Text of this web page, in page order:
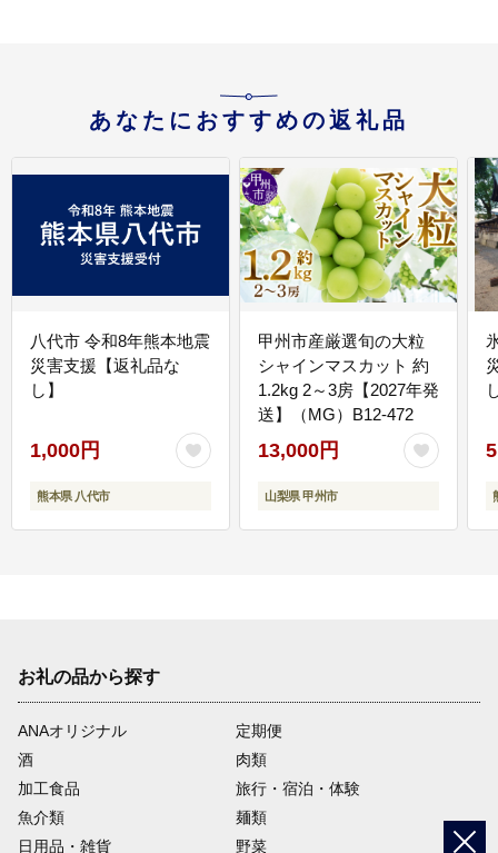
あなたにおすすめの返礼品
八代市 令和8年熊本地震
災害支援【返礼品な
し】
1,000円
熊本県 八代市
甲州市産厳選旬の大粒
シャインマスカット 約
1.2kg 2～3房【2027年発
送】（MG）B12-472
13,000円
山梨県 甲州市
お礼の品から探す
ANAオリジナル
定期便
酒
肉類
加工食品
旅行・宿泊・体験
魚介類
麺類
日用品・雑貨
野菜